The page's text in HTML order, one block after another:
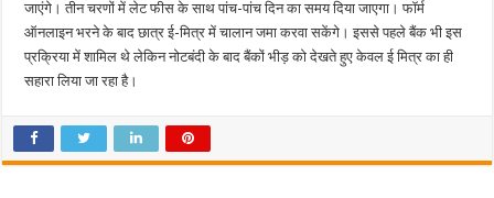
जाएंगे। तीन चरणों में लेट फीस के साथ पांच-पांच दिन का समय दिया जाएगा। फॉर्म
ऑनलाइन भरने के बाद छात्र ई-मित्र में चालान जमा करवा सकेंगे। इससे पहले बैंक भी इस
प्रक्रिया में शामिल थे लेकिन नोटबंदी के बाद बैंकों भीड़ को देखते हुए केवल ई मित्र का ही
सहारा लिया जा रहा है।